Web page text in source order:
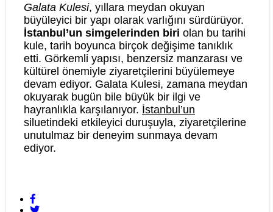
Galata Kulesi, yıllara meydan okuyan
büyüleyici bir yapı olarak varlığını sürdürüyor.
İstanbul’un simgelerinden biri olan bu tarihi
kule, tarih boyunca birçok değişime tanıklık
etti. Görkemli yapısı, benzersiz manzarası ve
kültürel önemiyle ziyaretçilerini büyülemeye
devam ediyor. Galata Kulesi, zamana meydan
okuyarak bugün bile büyük bir ilgi ve
hayranlıkla karşılanıyor. İstanbul’un
siluetindeki etkileyici duruşuyla, ziyaretçilerine
unutulmaz bir deneyim sunmaya devam
ediyor.